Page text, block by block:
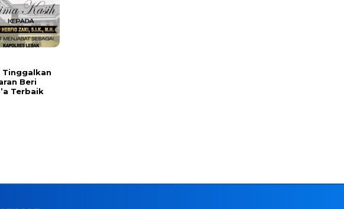
Tinggalkan
Beri
Terbaik